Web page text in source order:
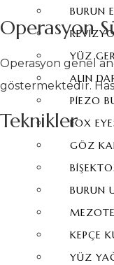
BURUN
YÜZ
ALIN
PIEZO
FOX
GÖZ
BURUN
KEPÇE
YÜZ
Operasyon
Operasyon genel
göstermektedir.
Teknikler